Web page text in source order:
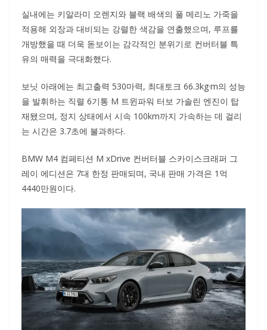
실내에는 키알라미 오렌지와 블랙 배색의 풀 메리노 가죽을
적용해 외장과 대비되는 강렬한 색감을 연출했으며, 루프를
개방했을 때 더욱 돋보이는 감각적인 분위기로 컨버터블 특
유의 매력을 극대화했다.
보닛 아래에는 최고출력 530마력, 최대토크 66.3kg·m의 성능
을 발휘하는 직렬 6기통 M 트윈파워 터보 가솔린 엔진이 탑
재됐으며, 정지 상태에서 시속 100km까지 가속하는 데 걸리
는 시간은 3.7초에 불과하다.
BMW M4 컴페티션 M xDrive 컨버터블 스카이스크래퍼 그
레이 에디션은 7대 한정 판매되며, 국내 판매 가격은 1억
4440만원이다.